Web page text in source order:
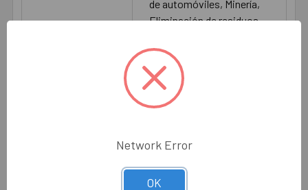
de automóviles, Minería,
Eliminación de residuos,
Productos relacionados
Network Error
OK